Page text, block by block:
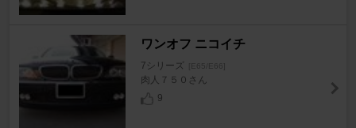
ワンオフ ニコイチ
7シリーズ [E65/E66]
肉人７５０さん
9